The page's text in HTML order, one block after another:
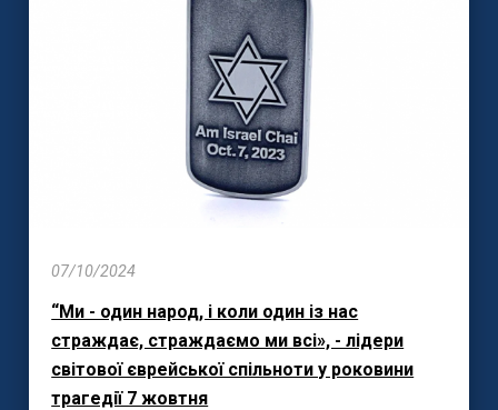
07/10/2024
“Ми - один народ, і коли один із нас
страждає, страждаємо ми всі», - лідери
світової єврейської спільноти у роковини
трагедії 7 жовтня